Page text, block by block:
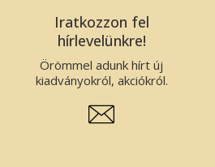
Iratkozzon fel
hírlevelünkre!
Örömmel adunk hírt új
kiadványokról, akciókról.